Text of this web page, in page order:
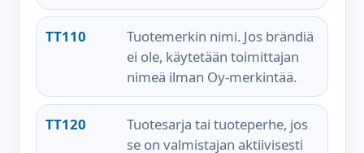
TT110
Tuotemerkin nimi. Jos brändiä
ei ole, käytetään toimittajan
nimeä ilman Oy-merkintää.
TT120
Tuotesarja tai tuoteperhe, jos
se on valmistajan aktiivisesti